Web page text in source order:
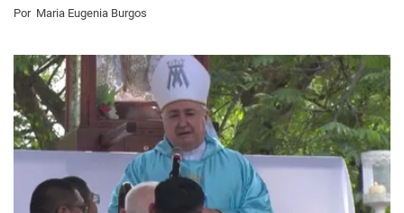
Por Maria Eugenia Burgos